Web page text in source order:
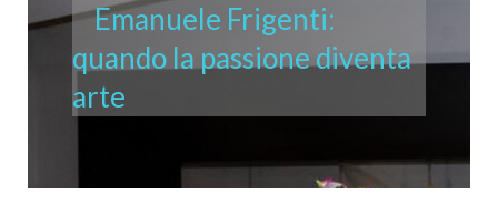
Emanuele Frigenti:
quando la passione diventa
arte